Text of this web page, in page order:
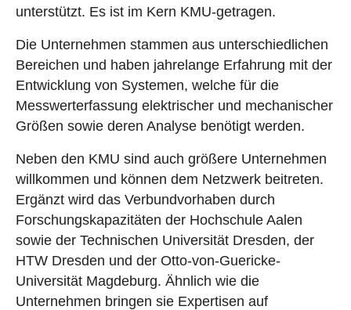
unterstützt. Es ist im Kern KMU-getragen.
Die Unternehmen stammen aus unterschiedlichen
Bereichen und haben jahrelange Erfahrung mit der
Entwicklung von Systemen, welche für die
Messwerterfassung elektrischer und mechanischer
Größen sowie deren Analyse benötigt werden.
Neben den KMU sind auch größere Unternehmen
willkommen und können dem Netzwerk beitreten.
Ergänzt wird das Verbundvorhaben durch
Forschungskapazitäten der Hochschule Aalen
sowie der Technischen Universität Dresden, der
HTW Dresden und der Otto-von-Guericke-
Universität Magdeburg. Ähnlich wie die
Unternehmen bringen sie Expertisen auf